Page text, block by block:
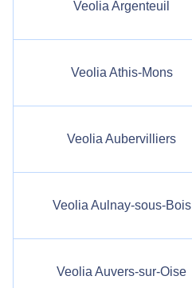
Veolia Argenteuil
Veolia Athis-Mons
Veolia Aubervilliers
Veolia Aulnay-sous-Bois
Veolia Auvers-sur-Oise